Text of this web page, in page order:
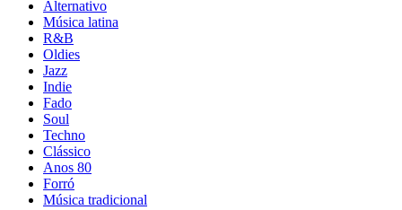
Alternativo
Música latina
R&B
Oldies
Jazz
Indie
Fado
Soul
Techno
Clássico
Anos 80
Forró
Música tradicional